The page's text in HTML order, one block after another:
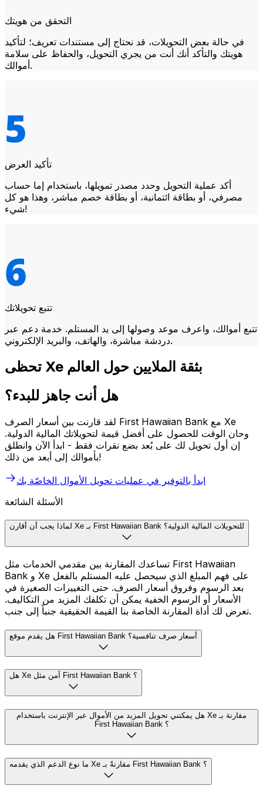
التحقق من هويتك
في حالة بعض التحويلات، قد نحتاج إلى مستندات تعريف؛ لتأكيد
هويتك والتأكد أنك أنت من يجري التحويل، والحفاظ على سلامة
أموالك.
تأكيد العرض
أكد عملية التحويل وحدد مصدر تمويلها، باستخدام إما حساب
مصرفي، أو بطاقة ائتمانية، أو بطاقة خصم مباشر، وهذا هو كل
شيء!
تتبع تحويلاتك
تتبع أموالك، واعرف موعد وصولها إلى يد المستلم. خدمة دعم عبر
دردشة مباشرة، والهاتف، والبريد الإلكتروني.
تحظى Xe بثقة الملايين حول العالم
هل أنت جاهز للبدء؟
لقد قارنت بين أسعار الصرف First Hawaiian Bank مع Xe
وحان الوقت للحصول على أفضل قيمة لتحويلاتك المالية الدولية.
إن أول تحويل لك على بُعد بضع نقرات فقط - ابدأ الآن وانطلق
بأموالك إلى أبعد من ذلك!
ابدأ بالتوفير في عمليات تحويل الأموال الخاصّة بك
الأسئلة الشائعة
لماذا يجب أن أقارن Xe بـ First Hawaiian Bank للتحويلات المالية الدولية؟
تساعدك المقارنة بين مقدمي الخدمات مثل First Hawaiian
Bank و Xe على فهم المبلغ الذي سيحصل عليه المستلم بالفعل
بعد الرسوم وفروق أسعار الصرف. حتى التغييرات الصغيرة في
الأسعار أو الرسوم الخفية يمكن أن تكلفك المزيد من التكاليف.
تعرض لك أداة المقارنة الخاصة بنا القيمة الحقيقية جنباً إلى جنب.
هل يقدم موقع First Hawaiian Bank أسعار صرف تنافسية؟
هل Xe آمن مثل First Hawaiian Bank ؟
هل يمكنني تحويل المزيد من الأموال عبر الإنترنت باستخدام Xe مقارنة بـ
First Hawaiian Bank ؟
ما نوع الدعم الذي يقدمه Xe مقارنةً بـ First Hawaiian Bank ؟